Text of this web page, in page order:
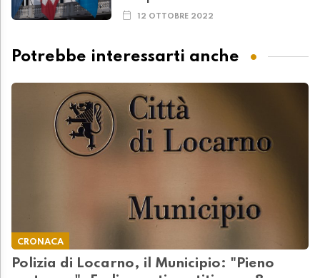
12 OTTOBRE 2022
Potrebbe interessarti anche
CRONACA
Polizia di Locarno, il Municipio: "Pieno